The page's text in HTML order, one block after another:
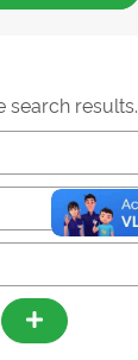
search results.